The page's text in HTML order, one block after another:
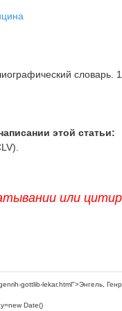
словарь.
этой статьи:
или